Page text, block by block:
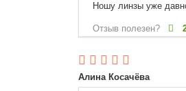
Ношу линзы уже
Отзыв полезен?
Алина Косачёва